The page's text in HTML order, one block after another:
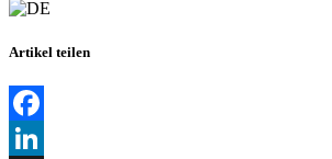
Artikel teilen
Facebook